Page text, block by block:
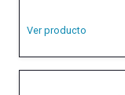
Ver producto